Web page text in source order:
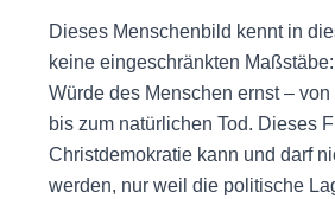
Dieses Menschenbild kennt in
keine eingeschränkten
Würde des Menschen ernst –
bis zum natürlichen Tod. Dieses
Christdemokratie kann und darf
werden, nur weil die politische